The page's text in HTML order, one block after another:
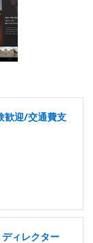
歓迎/交通費支
ィレクター